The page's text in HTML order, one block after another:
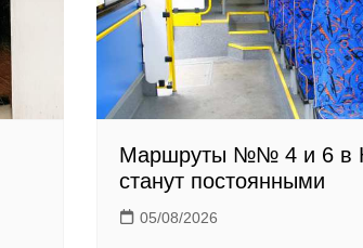
Маршруты №№ 4 и 6 в
станут постоянными
05/08/2026